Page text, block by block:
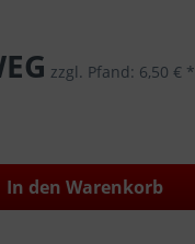
zzgl. Pfand: 6,50 € *
In den Warenkorb